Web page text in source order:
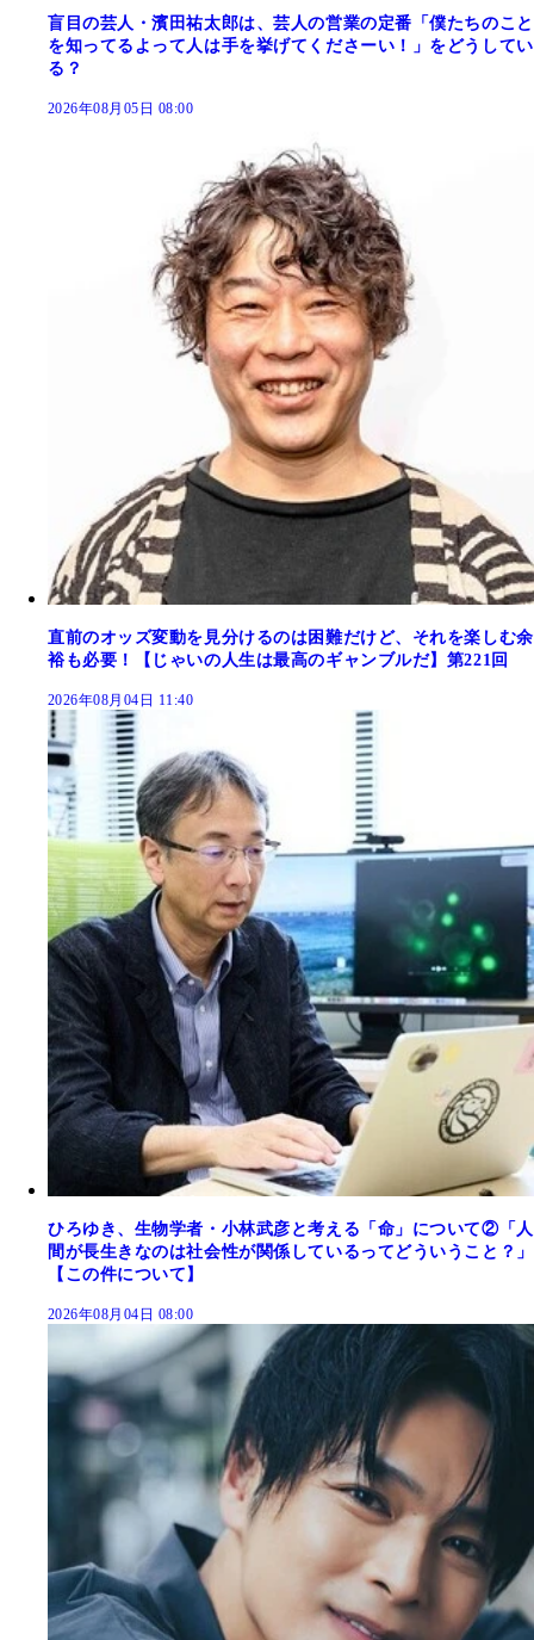
盲目の芸人・濱田祐太郎は、芸人の営業の定番「僕たちのこと
を知ってるよって人は手を挙げてくださーい！」をどうしてい
る？
2026年08月05日 08:00
直前のオッズ変動を見分けるのは困難だけど、それを楽しむ余
裕も必要！【じゃいの人生は最高のギャンブルだ】第221回
2026年08月04日 11:40
ひろゆき、生物学者・小林武彦と考える「命」について②「人
間が長生きなのは社会性が関係しているってどういうこと？」
【この件について】
2026年08月04日 08:00